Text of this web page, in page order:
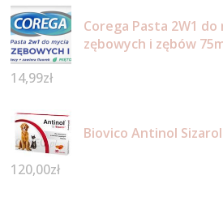
Corega Pasta 2W1
zębowych i zębów
14,99zł
Biovico Antinol
120,00zł